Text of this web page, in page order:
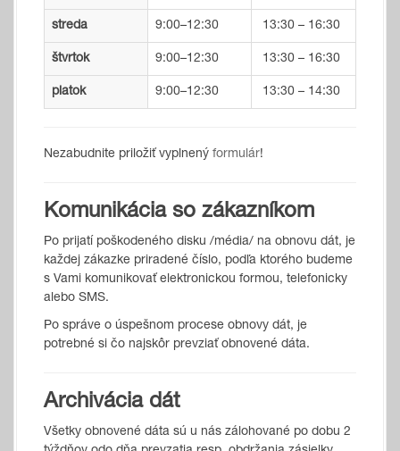
streda 9:00–12:30 13:30 – 16:30
štvrtok 9:00–12:30 13:30 – 16:30
piatok 9:00–12:30 13:30 – 14:30
Nezabudnite priložiť vyplnený formulár!
Komunikácia so zákazníkom
Po prijatí poškodeného disku /média/ na obnovu dát, je
každej zákazke priradené číslo, podľa ktorého budeme
s Vami komunikovať elektronickou formou, telefonicky
alebo SMS.
Po správe o úspešnom procese obnovy dát, je
potrebné si čo najskôr prevziať obnovené dáta.
Archivácia dát
Všetky obnovené dáta sú u nás zálohované po dobu 2